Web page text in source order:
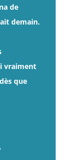
de
demain.
vraiment
que